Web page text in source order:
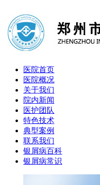
医院首页
医院概况
关于我们
院内新闻
医护团队
特色技术
典型案例
联系我们
银屑病百科
银屑病常识